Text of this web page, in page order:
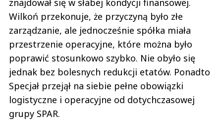
Wilkoń przekonuje, że przyczyną było złe
zarządzanie, ale jednocześnie spółka miała
przestrzenie operacyjne, które można było
poprawić stosunkowo szybko. Nie obyło się
jednak bez bolesnych redukcji etatów. Ponadto
Specjał przejął na siebie pełne obowiązki
logistyczne i operacyjne od dotychczasowej
grupy SPAR.